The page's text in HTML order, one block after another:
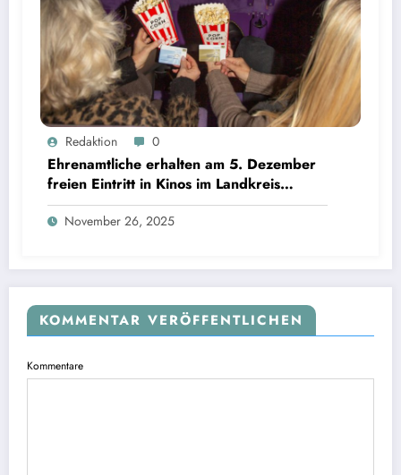
Bild: © Landratsamt Starnberg
Redaktion 0
Ehrenamtliche erhalten am 5. Dezember
freien Eintritt in Kinos im Landkreis
Starnberg
November 26, 2025
KOMMENTAR VERÖFFENTLICHEN
Kommentare